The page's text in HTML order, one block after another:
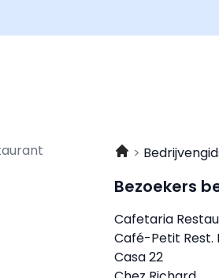
Bezoekers
Cafetaria
Café-Petit Rest.
Casa 22